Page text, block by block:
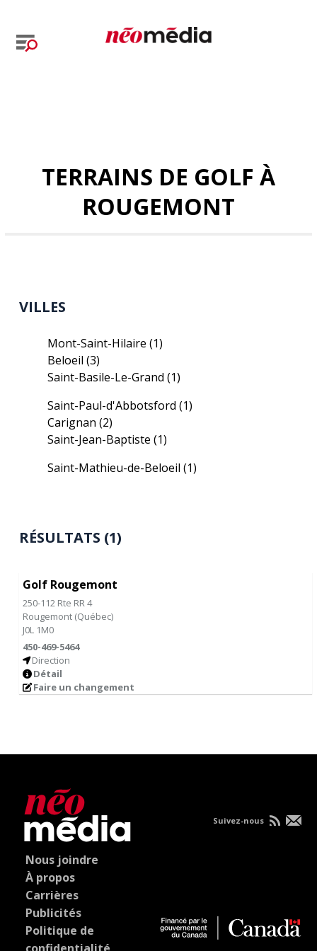
TERRAINS DE GOLF À
ROUGEMONT
VILLES
Mont-Saint-Hilaire(1)
Beloeil(3)
Saint-Basile-Le-Grand(1)
Saint-Paul-d'Abbotsford(1)
Carignan(2)
Saint-Jean-Baptiste(1)
Saint-Mathieu-de-Beloeil(1)
RÉSULTATS (1)
Golf Rougemont
250-112 Rte RR 4
Rougemont (Québec)
J0L 1M0
450-469-5464
Direction
Détail
Faire un changement
Nous joindre
À propos
Carrières
Publicités
Politique de
Suivez-nous